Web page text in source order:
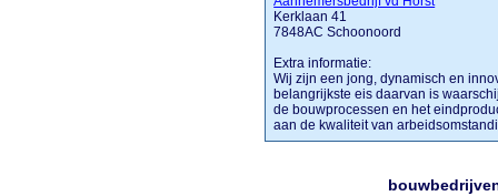
Kerklaan 41
7848AC Schoonoord
Extra informatie:
Wij zijn een jong, dynamisch en
belangrijkste eis daarvan is
de bouwprocessen en het
aan de kwaliteit van